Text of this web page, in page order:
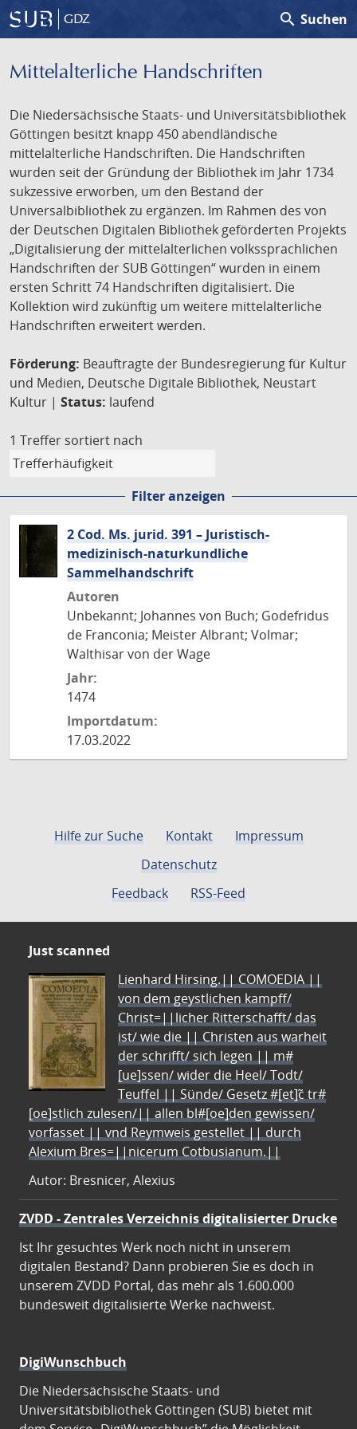
GDZ search Suchen
Mittelalterliche Handschriften
Die Niedersächsische Staats- und Universitätsbibliothek
Göttingen besitzt knapp 450 abendländische
mittelalterliche Handschriften. Die Handschriften
wurden seit der Gründung der Bibliothek im Jahr 1734
sukzessive erworben, um den Bestand der
Universalbibliothek zu ergänzen. Im Rahmen des von
der Deutschen Digitalen Bibliothek geförderten Projekts
„Digitalisierung der mittelalterlichen volkssprachlichen
Handschriften der SUB Göttingen“ wurden in einem
ersten Schritt 74 Handschriften digitalisiert. Die
Kollektion wird zukünftig um weitere mittelalterliche
Handschriften erweitert werden.
Förderung: Beauftragte der Bundesregierung für Kultur
und Medien, Deutsche Digitale Bibliothek, Neustart
Kultur | Status: laufend
1 Treffer sortiert nach
Filter anzeigen
2 Cod. Ms. jurid. 391 – Juristisch-
medizinisch-naturkundliche
Sammelhandschrift
Autoren
Unbekannt; Johannes von Buch; Godefridus
de Franconia; Meister Albrant; Volmar;
Walthisar von der Wage
Jahr:
1474
Importdatum:
17.03.2022
Hilfe zur Suche Kontakt
Impressum
Datenschutz
Feedback
RSS-Feed
Just scanned
Lienhard Hirsing.|| COMOEDIA ||
von dem geystlichen kampff/
Christ=||licher Ritterschafft/ das
ist/ wie die || Christen aus warheit
der schrifft/ sich legen || m#
[ue]ssen/ wider die Heel/ Todt/
Teuffel || Sünde/ Gesetz #[et]c̃ tr#
[oe]stlich zulesen/|| allen bl#[oe]den gewissen/
vorfasset || vnd Reymweis gestellet || durch
Alexium Bres=||nicerum Cotbusianum.||
Autor: Bresnicer, Alexius
ZVDD - Zentrales Verzeichnis digitalisierter Drucke
Ist Ihr gesuchtes Werk noch nicht in unserem
digitalen Bestand? Dann probieren Sie es doch in
unserem ZVDD Portal, das mehr als 1.600.000
bundesweit digitalisierte Werke nachweist.
DigiWunschbuch
Die Niedersächsische Staats- und
Universitätsbibliothek Göttingen (SUB) bietet mit